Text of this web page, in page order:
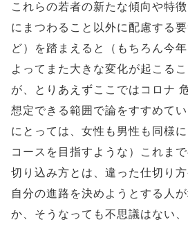
これらの若者の新たな傾向や特
にまつわること以外に配慮する
ど）を踏まえると（もちろん今
よってまた大きな変化が起こる
が、とりあえずここではコロナ
想定できる範囲で論をすすめて
にとっては、女性も男性も同様
コースを目指すような）これま
切り込み方とは、違った仕切り方
自分の進路を決めようとする人
か、そうなっても不思議はない、